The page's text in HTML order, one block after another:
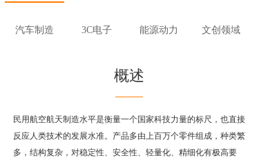
服务支持
汽车制造 3C电子 能源动力 文创领域
概述
民用航空航天制造水平是衡量一个国家科技力量的标尺，也直接
反应人类技术的发展水准。产品多由上百万个零件组成，种类繁
多，结构复杂，对稳定性、安全性、轻量化、精细化有极高要